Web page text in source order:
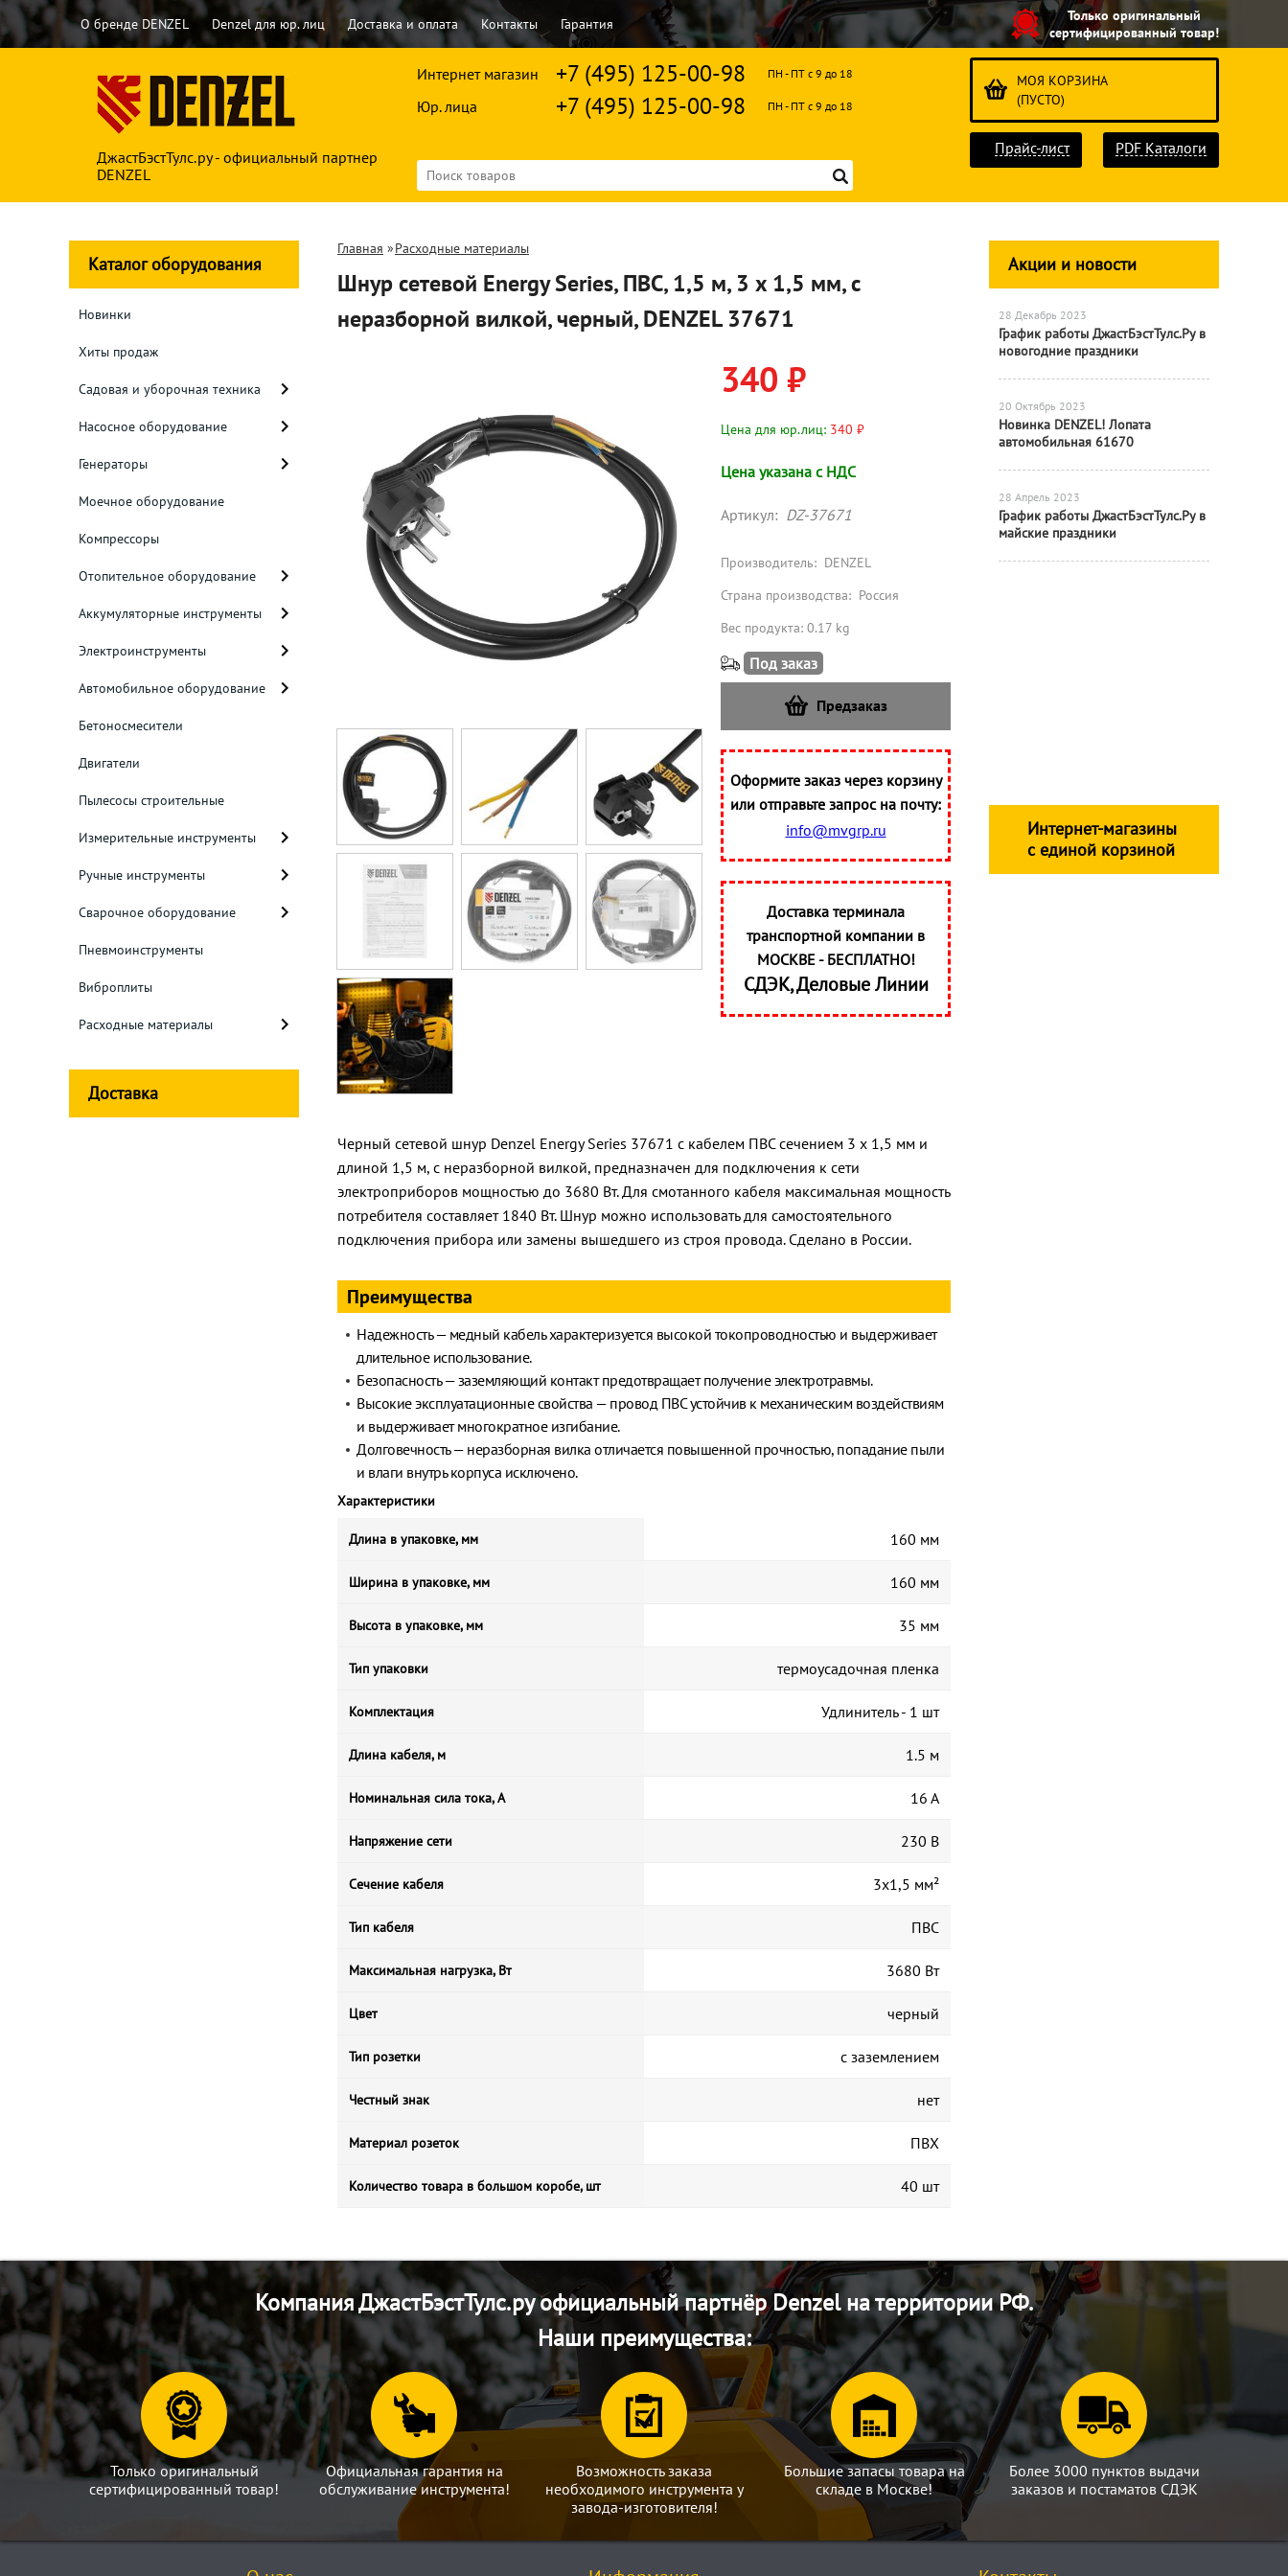
О бренде DENZEL Denzel для юр. лиц Доставка и оплата Контакты Гарантия
Только оригинальный
сертифицированный товар!
ДжастБэстТулс.ру - официальный партнер
DENZEL
Интернет магазин +7 (495) 125-00-98 ПН - ПТ с 9 до 18
Юр. лица +7 (495) 125-00-98 ПН - ПТ с 9 до 18
МОЯ КОРЗИНА
(ПУСТО)
Прайс-лист PDF Каталоги
Каталог оборудования
Новинки
Хиты продаж
Садовая и уборочная техника
Насосное оборудование
Генераторы
Моечное оборудование
Компрессоры
Отопительное оборудование
Аккумуляторные инструменты
Электроинструменты
Автомобильное оборудование
Бетоносмесители
Двигатели
Пылесосы строительные
Измерительные инструменты
Ручные инструменты
Сварочное оборудование
Пневмоинструменты
Виброплиты
Расходные материалы
Доставка
Главная »Расходные материалы
Шнур сетевой Energy Series, ПВС, 1,5 м, 3 x 1,5 мм, с
неразборной вилкой, черный, DENZEL 37671
340 ₽
Цена для юр.лиц: 340 ₽
Цена указана с НДС
Артикул: DZ-37671
Производитель: DENZEL
Страна производства: Россия
Вес продукта: 0.17 kg
Под заказ
Предзаказ
Оформите заказ через корзину
или отправьте запрос на почту:
info@mvgrp.ru
Доставка терминала
транспортной компании в
МОСКВЕ - БЕСПЛАТНО!
СДЭК, Деловые Линии
Черный сетевой шнур Denzel Energy Series 37671 с кабелем ПВС сечением 3 x 1,5 мм и
длиной 1,5 м, с неразборной вилкой, предназначен для подключения к сети
электроприборов мощностью до 3680 Вт. Для смотанного кабеля максимальная мощность
потребителя составляет 1840 Вт. Шнур можно использовать для самостоятельного
подключения прибора или замены вышедшего из строя провода. Сделано в России.
Преимущества
Надежность — медный кабель характеризуется высокой токопроводностью и выдерживает
длительное использование.
Безопасность — заземляющий контакт предотвращает получение электротравмы.
Высокие эксплуатационные свойства — провод ПВС устойчив к механическим воздействиям
и выдерживает многократное изгибание.
Долговечность — неразборная вилка отличается повышенной прочностью, попадание пыли
и влаги внутрь корпуса исключено.
Характеристики
Длина в упаковке, мм 160 мм
Ширина в упаковке, мм 160 мм
Высота в упаковке, мм 35 мм
Тип упаковки термоусадочная пленка
Комплектация Удлинитель - 1 шт
Длина кабеля, м 1.5 м
Номинальная сила тока, А 16 А
Напряжение сети 230 В
Сечение кабеля 3x1,5 мм²
Тип кабеля ПВС
Максимальная нагрузка, Вт 3680 Вт
Цвет черный
Тип розетки с заземлением
Честный знак нет
Материал розеток ПВХ
Количество товара в большом коробе, шт 40 шт
Акции и новости
28 Декабрь 2023
График работы ДжастБэстТулс.Ру в
новогодние праздники
20 Октябрь 2023
Новинка DENZEL! Лопата
автомобильная 61670
28 Апрель 2023
График работы ДжастБэстТулс.Ру в
майские праздники
Интернет-магазины
с единой корзиной
Компания ДжастБэстТулс.ру официальный партнёр Denzel на территории РФ.
Наши преимущества:
Только оригинальный
сертифицированный товар!
Официальная гарантия на
обслуживание инструмента!
Возможность заказа
необходимого инструмента у
завода-изготовителя!
Большие запасы товара на
складе в Москве!
Более 3000 пунктов выдачи
заказов и постаматов СДЭК